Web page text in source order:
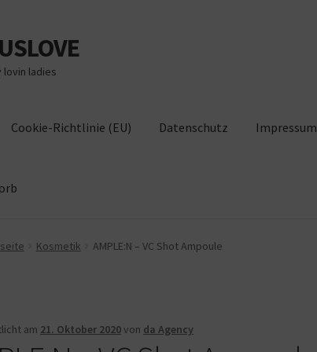
lovin ladies
Cookie-Richtlinie (EU) Datenschutz Impressum
Richtlinie (EU)Datenschutz Impressum
Kosmetik AMPLE:N – VC Shot Ampoule
am 21. Oktober 2020von da Agency